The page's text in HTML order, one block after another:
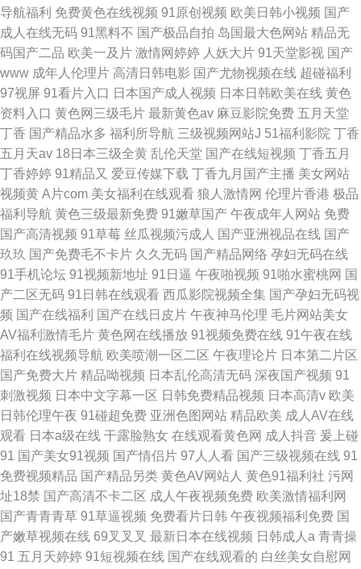
导航福利 免费黄色在线视频 91原创视频 欧美日韩小视频 国产
成人在线无码 91黑料不 国产极品自拍 岛国最大色网站 精品无
码国产二品 欧美一及片 激情网婷婷 人妖大片 91天堂影视 国产
www 成年人伦理片 高清日韩电影 国产尤物视频在线 超碰福利
97视屏 91看片入口 日本国产成人视频 日本日韩欧美在线 黄色
资料入口 黄色网三级毛片 最新黄色av 麻豆影院免费 五月天堂
丁香 国产精品水多 福利所导航 三级视频网站J 51福利影院 丁香
五月天av 18日本三级全黄 乱伦天堂 国产在线短视频 丁香五月
丁香婷婷 91精品又 爱豆传媒下载 丁香九月国产主播 美女网站
视频黄 A片com 美女福利在线观看 狼人激情网 伦理片香港 极品
福利导航 黄色三级最新免费 91嫩草国产 午夜成年人网站 免费
国产高清视频 91草莓 丝瓜视频污成人 国产亚洲视品在线 国产
玖玖 国产免费毛不卡片 久久无码 国产精品网络 孕妇无码在线
91手机论坛 91视频新地址 91日逼 午夜啪视频 91啪水蜜桃网 国
产二区无码 91日韩在线观看 西瓜影院视频全集 国产孕妇无码视
频 国产在线福利 国产在线日皮片 午夜神马伦理 毛片网站美女
AV福利激情毛片 黄色网在线播放 91视频免费在线 91午夜在线
福利在线视频导航 欧美喷潮一区二区 午夜理论片 日本第二片区
国产免费大片 精品呦视频 日本乱伦高清无码 深夜国产视频 91
刺激视频 日本中文字幕一区 日韩免费精品视频 日本高清v 欧美
日韩伦理午夜 91碰超免费 亚洲色图网站 精品欧美 成人AV在线
观看 日本a级在线 干露脸熟女 在线观看黄色网 成人抖音 爰上碰
91 国产美女91视频 国产情侣片 97人人看 国产三级视频在线 91
免费视频精品 国产精品另类 黄色AV网站人 黄色91福利社 污网
址18禁 国产高清不卡二区 成人午夜视频免费 欧美激情福利网
国产青青青草 91草逼视频 免费看片日韩 午夜视频福利免费 国
产嫩草视频在线 69叉叉叉 最新日本在线视频 日韩成人a 青青操
91 五月天婷婷 91短视频在线 国产在线观看的 白丝美女自慰网